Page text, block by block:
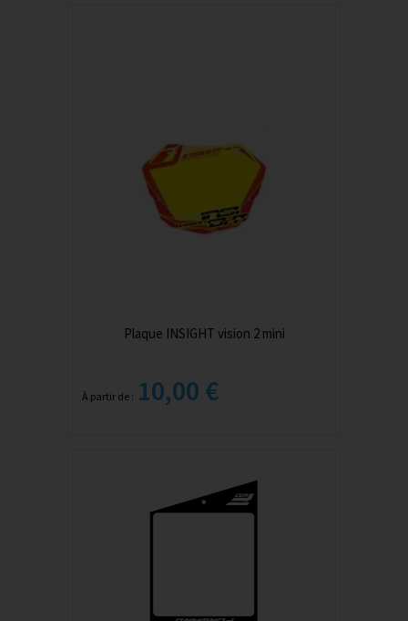
Plaque INSIGHT vision 2 mini
À partir de : 10,00 €